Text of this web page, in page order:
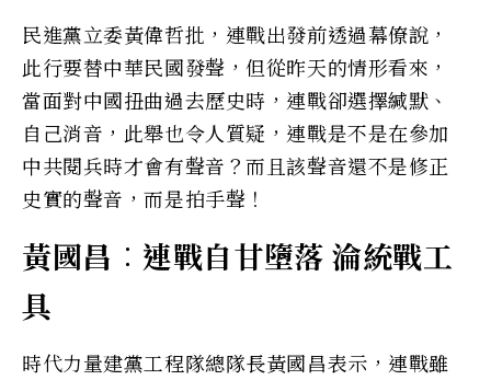
民進黨立委黃偉哲批，連戰出發前透過幕僚說，
此行要替中華民國發聲，但從昨天的情形看來，
當面對中國扭曲過去歷史時，連戰卻選擇緘默、
自己消音，此舉也令人質疑，連戰是不是在參加
中共閱兵時才會有聲音？而且該聲音還不是修正
史實的聲音，而是拍手聲！
黃國昌︰連戰自甘墮落 淪統戰工
具
時代力量建黨工程隊總隊長黃國昌表示，連戰雖